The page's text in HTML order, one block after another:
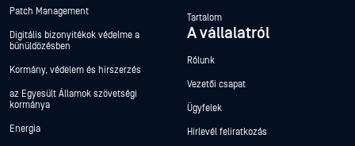
Patch Management
Digitális bizonyítékok védelme a
bűnüldözésben
Kormány, védelem és hírszerzés
az Egyesült Államok szövetségi
kormánya
Energia
Tartalom
A vállalatról
Rólunk
Vezetői csapat
Ügyfelek
Hírlevél feliratkozás